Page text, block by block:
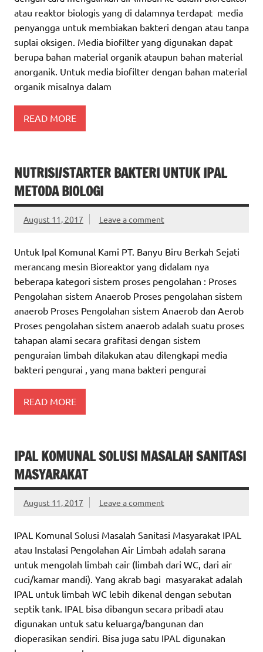
atau reaktor biologis yang di dalamnya terdapat media
penyangga untuk membiakan bakteri dengan atau tanpa
suplai oksigen. Media biofilter yang digunakan dapat
berupa bahan material organik ataupun bahan material
anorganik. Untuk media biofilter dengan bahan material
organik misalnya dalam
READ MORE
NUTRISI/STARTER BAKTERI UNTUK IPAL
METODA BIOLOGI
August 11, 2017 Leave a comment
Untuk Ipal Komunal Kami PT. Banyu Biru Berkah Sejati
merancang mesin Bioreaktor yang didalam nya
beberapa kategori sistem proses pengolahan : Proses
Pengolahan sistem Anaerob Proses pengolahan sistem
anaerob Proses Pengolahan sistem Anaerob dan Aerob
Proses pengolahan sistem anaerob adalah suatu proses
tahapan alami secara grafitasi dengan sistem
penguraian limbah dilakukan atau dilengkapi media
bakteri pengurai , yang mana bakteri pengurai
READ MORE
IPAL KOMUNAL SOLUSI MASALAH SANITASI
MASYARAKAT
August 11, 2017 Leave a comment
IPAL Komunal Solusi Masalah Sanitasi Masyarakat IPAL
atau Instalasi Pengolahan Air Limbah adalah sarana
untuk mengolah limbah cair (limbah dari WC, dari air
cuci/kamar mandi). Yang akrab bagi masyarakat adalah
IPAL untuk limbah WC lebih dikenal dengan sebutan
septik tank. IPAL bisa dibangun secara pribadi atau
digunakan untuk satu keluarga/bangunan dan
dioperasikan sendiri. Bisa juga satu IPAL digunakan